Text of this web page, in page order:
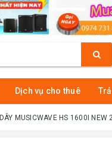
Dịch vụ cho thuê
MUSICWAVE HS 1600I NEW